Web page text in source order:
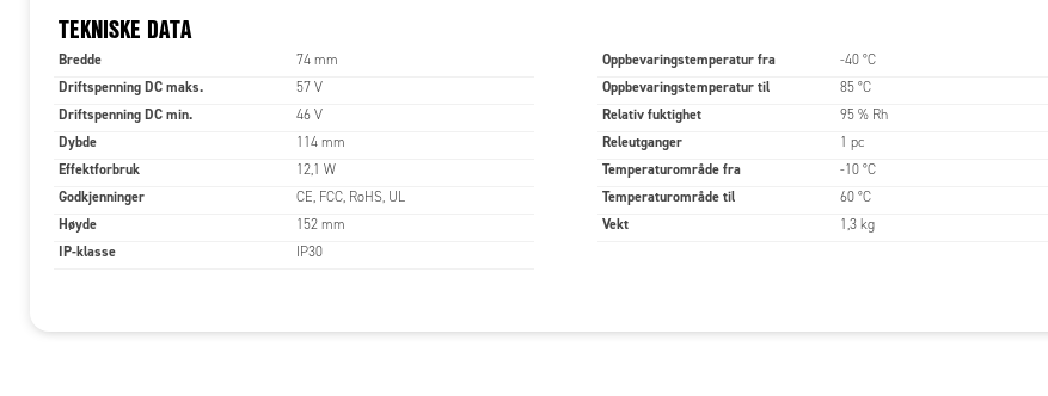
TEKNISKE DATA
Bredde 74 mm
Driftspenning DC maks. 57 V
Driftspenning DC min. 46 V
Dybde 114 mm
Effektforbruk 12,1 W
Godkjenninger CE, FCC, RoHS, UL
Høyde 152 mm
IP-klasse IP30
Oppbevaringstemperatur fra -40 °C
Oppbevaringstemperatur til 85 °C
Relativ fuktighet 95 % Rh
Releutganger 1 pc
Temperaturområde fra -10 °C
Temperaturområde til 60 °C
Vekt 1,3 kg